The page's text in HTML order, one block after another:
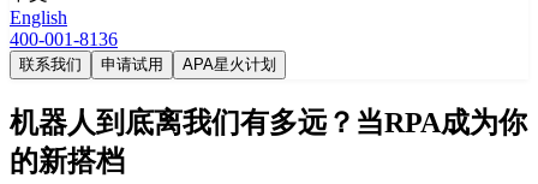
English
400-001-8136
联系我们 申请试用 APA星火计划
机器人到底离我们有多远？当RPA成为你
的新搭档